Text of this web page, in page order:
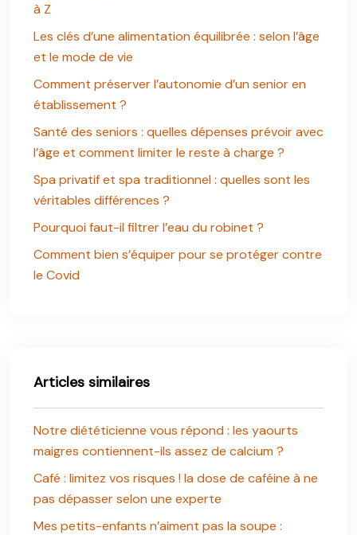
à Z
Les clés d’une alimentation équilibrée : selon l’âge
et le mode de vie
Comment préserver l’autonomie d’un senior en
établissement ?
Santé des seniors : quelles dépenses prévoir avec
l’âge et comment limiter le reste à charge ?
Spa privatif et spa traditionnel : quelles sont les
véritables différences ?
Pourquoi faut-il filtrer l’eau du robinet ?
Comment bien s’équiper pour se protéger contre
le Covid
Articles similaires
Notre diététicienne vous répond : les yaourts
maigres contiennent-ils assez de calcium ?
Café : limitez vos risques ! la dose de caféine à ne
pas dépasser selon une experte
Mes petits-enfants n’aiment pas la soupe :